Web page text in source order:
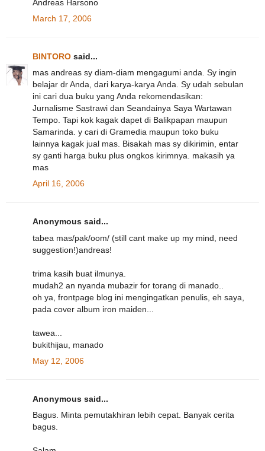
Andreas Harsono
March 17, 2006
BINTORO said...
mas andreas sy diam-diam mengagumi anda. Sy ingin
belajar dr Anda, dari karya-karya Anda. Sy udah sebulan
ini cari dua buku yang Anda rekomendasikan:
Jurnalisme Sastrawi dan Seandainya Saya Wartawan
Tempo. Tapi kok kagak dapet di Balikpapan maupun
Samarinda. y cari di Gramedia maupun toko buku
lainnya kagak jual mas. Bisakah mas sy dikirimin, entar
sy ganti harga buku plus ongkos kirimnya. makasih ya
mas
April 16, 2006
Anonymous said...
tabea mas/pak/oom/ (still cant make up my mind, need
suggestion!)andreas!
trima kasih buat ilmunya.
mudah2 an nyanda mubazir for torang di manado..
oh ya, frontpage blog ini mengingatkan penulis, eh saya,
pada cover album iron maiden...
tawea...
bukithijau, manado
May 12, 2006
Anonymous said...
Bagus. Minta pemutakhiran lebih cepat. Banyak cerita
bagus.